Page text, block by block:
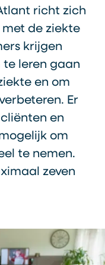
richt zich
de ziekte
krijgen
leren gaan
en om
Er
en
om
te nemen.
zeven